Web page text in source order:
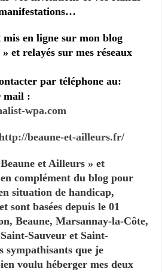
mis en ligne sur mon blog
et relayés sur mes réseaux
par téléphone au:
mail :
wpa.com
beaune-et-ailleurs.fr/
et Ailleurs » et
complément du blog pour
situation de handicap,
sont basées depuis le 01
Beaune, Marsannay-la-Côte,
Sauveur et Saint-
sympathisants que je
voulu héberger mes deux